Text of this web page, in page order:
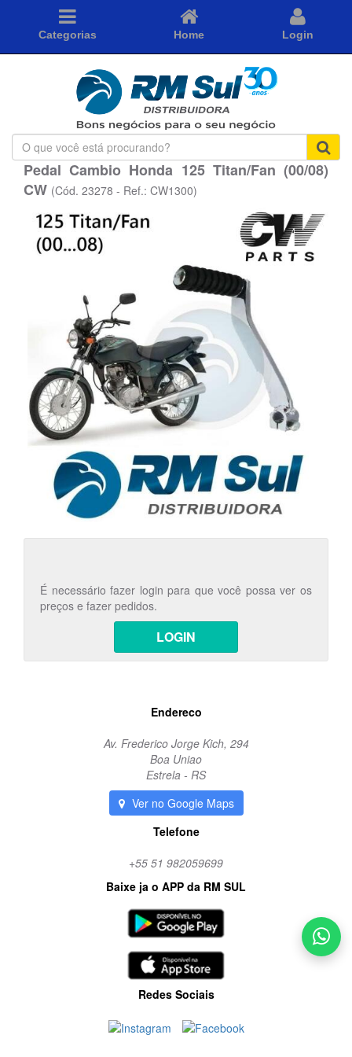
Categorias Home Login
O
que
você
está
Pedal Cambio Honda 125 Titan/Fan (00/08)
CW (Cód. 23278 - Ref.: CW1300)
É necessário fazer login para que você possa ver os
preços e fazer pedidos.
LOGIN
Endereco
Av. Frederico Jorge Kich, 294
Boa Uniao
Estrela - RS
Ver no Google Maps
Telefone
+55 51 982059699
Baixe ja o APP da RM SUL
Redes Sociais